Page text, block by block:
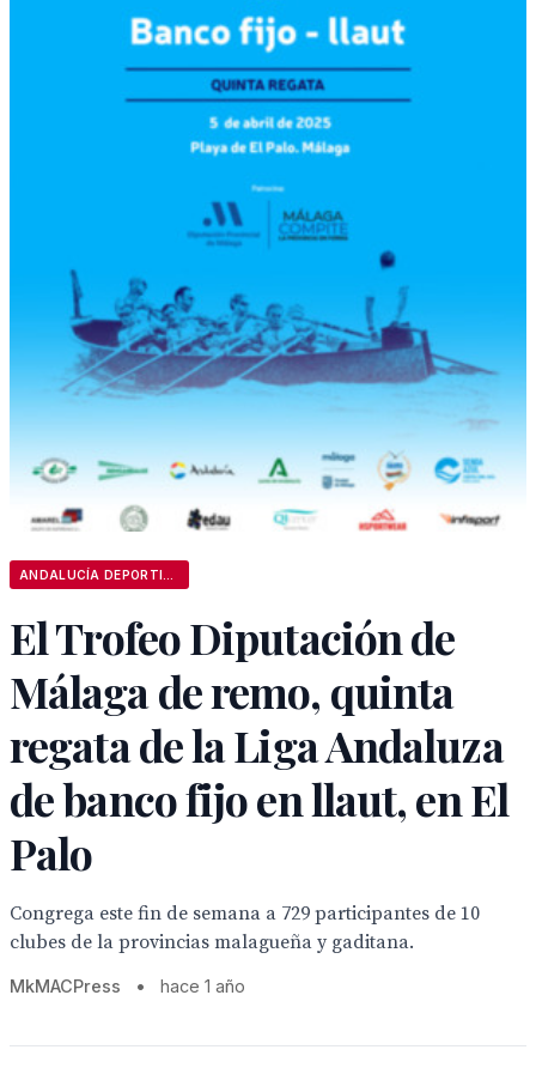
El Trofeo Diputación de
Málaga de remo, quinta
regata de la Liga Andaluza
de banco fijo en llaut, en El
Palo
Congrega este fin de semana a 729 participantes de 10
clubes de la provincias malagueña y gaditana.
MkMACPress • hace 1 año